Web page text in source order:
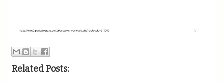
Related Posts: